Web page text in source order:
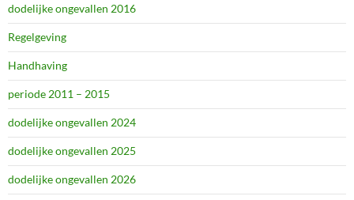
dodelijke ongevallen 2016
Regelgeving
Handhaving
periode 2011 – 2015
dodelijke ongevallen 2024
dodelijke ongevallen 2025
dodelijke ongevallen 2026